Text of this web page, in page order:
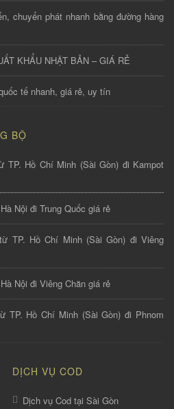
chuyển phát nhanh bằng đường hàng
KHẨU NHẬT BẢN – GIÁ RẺ
tế nhanh, giá rẻ, uy tín
BỘ
TP. Hồ Chí Minh (Sài Gòn) đi Kampot
Nội đi Trung Quốc giá rẻ
TP. Hồ Chí Minh (Sài Gòn) đi Viêng
Nội đi Viêng Chăn giá rẻ
TP. Hồ Chí Minh (Sài Gòn) đi Phnom
DỊCH VỤ COD
Dịch vụ Cod tại Sài Gòn